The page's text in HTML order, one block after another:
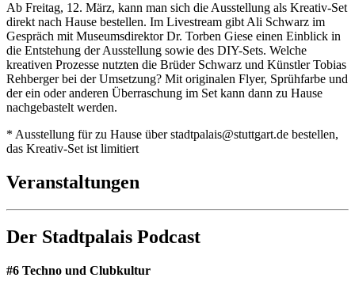
Ab Freitag, 12. März, kann man sich die Ausstellung als Kreativ-Set
direkt nach Hause bestellen. Im Livestream gibt Ali Schwarz im
Gespräch mit Museumsdirektor Dr. Torben Giese einen Einblick in
die Entstehung der Ausstellung sowie des DIY-Sets. Welche
kreativen Prozesse nutzten die Brüder Schwarz und Künstler Tobias
Rehberger bei der Umsetzung? Mit originalen Flyer, Sprühfarbe und
der ein oder anderen Überraschung im Set kann dann zu Hause
nachgebastelt werden.
* Ausstellung für zu Hause über stadtpalais@stuttgart.de bestellen,
das Kreativ-Set ist limitiert
Veranstaltungen
Der Stadtpalais Podcast
#6 Techno und Clubkultur